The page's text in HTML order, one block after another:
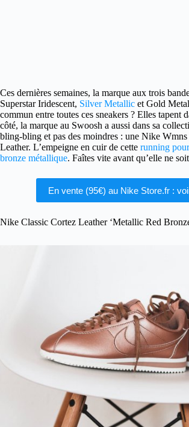
Ces dernières semaines, la marque aux trois
Superstar Iridescent, Silver Metallic et Gold
commun entre toutes ces sneakers ? Elles tapent
côté, la marque au Swoosh a aussi dans sa
bling-bling et pas des moindres : une Nike
Leather. L’empeigne en cuir de cette running
bronze métallique. Faîtes vite avant qu’elle ne
En vente (95€) au Nike Store.fr :
Nike Classic Cortez Leather ‘Metallic Red